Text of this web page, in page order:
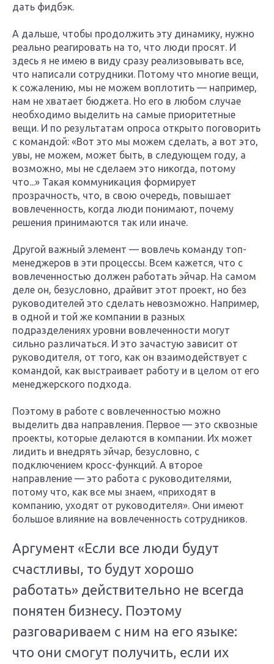
дать фидбэк.
А дальше, чтобы продолжить эту динамику, нужно
реально реагировать на то, что люди просят. И
здесь я не имею в виду сразу реализовывать все,
что написали сотрудники. Потому что многие вещи,
к сожалению, мы не можем воплотить — например,
нам не хватает бюджета. Но его в любом случае
необходимо выделить на самые приоритетные
вещи. И по результатам опроса открыто поговорить
с командой: «Вот это мы можем сделать, а вот это,
увы, не можем, может быть, в следующем году, а
возможно, мы не сделаем это никогда, потому
что...» Такая коммуникация формирует
прозрачность, что, в свою очередь, повышает
вовлеченность, когда люди понимают, почему
решения принимаются так или иначе.
Другой важный элемент — вовлечь команду топ-
менеджеров в эти процессы. Всем кажется, что с
вовлеченностью должен работать эйчар. На самом
деле он, безусловно, драйвит этот проект, но без
руководителей это сделать невозможно. Например,
в одной и той же компании в разных
подразделениях уровни вовлеченности могут
сильно различаться. И это зачастую зависит от
руководителя, от того, как он взаимодействует с
командой, как выстраивает работу и в целом от его
менеджерского подхода.
Поэтому в работе с вовлеченностью можно
выделить два направления. Первое — это сквозные
проекты, которые делаются в компании. Их может
лидить и внедрять эйчар, безусловно, с
подключением кросс-функций. А второе
направление — это работа с руководителями,
потому что, как все мы знаем, «приходят в
компанию, уходят от руководителя». Они имеют
большое влияние на вовлеченность сотрудников.
Аргумент «Если все люди будут
счастливы, то будут хорошо
работать» действительно не всегда
понятен бизнесу. Поэтому
разговариваем с ним на его языке:
что они смогут получить, если их